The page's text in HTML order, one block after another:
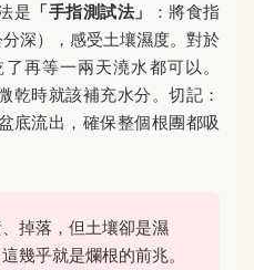
是 「手指測試法」
：將食指
深），感受土壤濕度。對於
再等一兩天澆水都可以。
乾時就該補充水分。切記：
底流出，確保整個根團都吸
、掉落，但土壤卻是濕
幾乎就是爛根的前兆。